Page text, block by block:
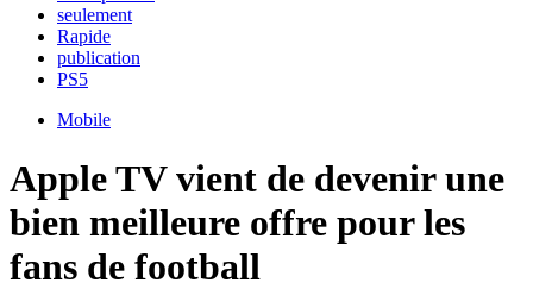
seulement
Rapide
publication
PS5
Mobile
Apple TV vient de devenir une
bien meilleure offre pour les
fans de football